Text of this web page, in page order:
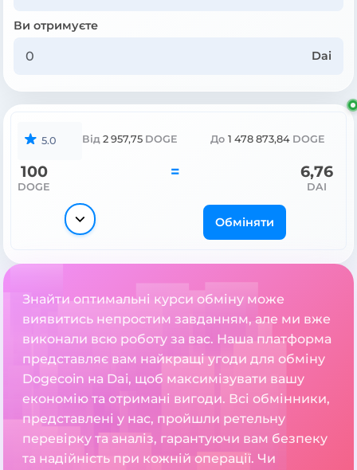
Ви отримуєте
Dai
5.0 Від 2 957,75 DOGE До 1 478 873,84 DOGE
100
DOGE
= 6,76
DAI
Обміняти
Знайти оптимальні курси обміну може
виявитись непростим завданням, але ми вже
виконали всю роботу за вас. Наша платформа
представляє вам найкращі угоди для обміну
Dogecoin на Dai, щоб максимізувати вашу
економію та отримані вигоди. Всі обмінники,
представлені у нас, пройшли ретельну
перевірку та аналіз, гарантуючи вам безпеку
та надійність при кожній операції. Чи